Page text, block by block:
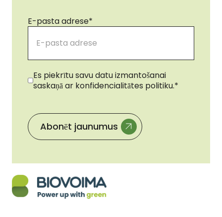
E-pasta adrese*
Piekrišana*
Es piekrītu savu datu izmantošanai
saskaņā ar konfidencialitātes politiku.*
Abonēt jaunumus